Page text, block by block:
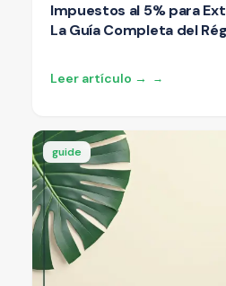
Impuestos al 5% para
La Guía Completa del
Leer artículo → →
guide